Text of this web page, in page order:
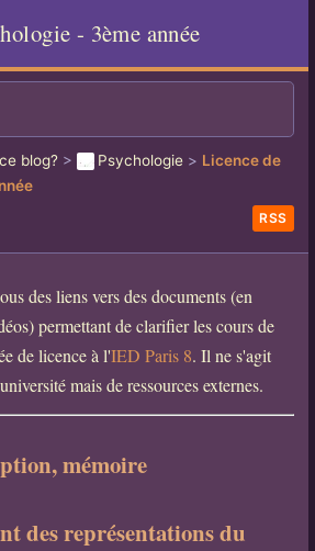
- 3ème année
blog?> Psychologie > Licence de
RSS
des liens vers des documents (en
permettant de clarifier les cours de
de licence à l'IED Paris 8. Il ne s'agit
mais de ressources externes.
mémoire
des représentations du